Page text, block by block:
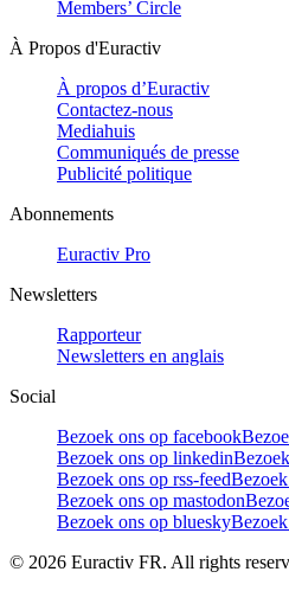
Members’ Circle
À Propos d'Euractiv
À propos d’Euractiv
Contactez-nous
Mediahuis
Communiqués de presse
Publicité politique
Abonnements
Euractiv Pro
Newsletters
Rapporteur
Newsletters en anglais
Social
Bezoek ons op facebook
Bezoek ons op linkedin
Bezoek ons op rss-feed
Bezoek ons op mastodon
Bezoek ons op bluesky
© 2026 Euractiv FR. All rights